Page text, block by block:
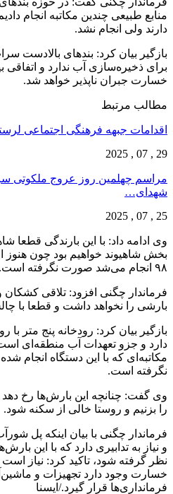
منابع طبیعی چندین مکاتبه انجام
دارند ولی انجام نشد.
بازگیر بیان کرد: بندهای بالادست
برای ذخیره‌سازی آب ندارد و اتفاقی
خسارت جبران ناپذیر خواهد شد.
مطالب مرتبط
اقدامات جبهه فرهنگی اجتماعی لرستان
29 , 07 , 2025
مراسم چهلمین روز عروج ملکوتی
شهدای…
25 , 07 , 2025
وی ادامه داد: با این بارندگی قطعا
بخش شاهیوند خواهیم بود چون هنوز
۹۸ انجام می‌شد صورت نگرفته است.
فرماندار چگنی افزود: تلاقی
بارشی را نخواهد داشت و قطعا با
بازگیر بیان کرد: رودخانه پنج متر
دارد و جزو تعهدات آب منطقه‌ای
مکاتبه‌ای که با این دستگاه انجام
نگرفته است.
وی گفت: چنانچه این بارش‌ها رخ دهد
را بزنیم و روستا خالی از سکنه شود.
فرماندار چگنی با بیان اینکه پل
و نیاز به تدابیری دارد که با این
نظر گرفته شود، تاکید کرد: نیاز
خسارت وجود دارد تجهیزات و
فرمانداری‌ها قرار گیرد./ایسنا